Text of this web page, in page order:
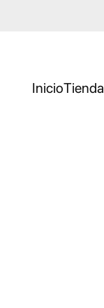
InicioTienda